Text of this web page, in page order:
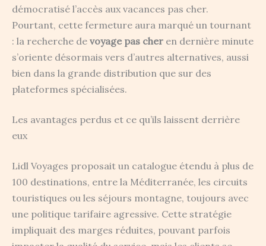
démocratisé l’accès aux vacances pas cher.
Pourtant, cette fermeture aura marqué un tournant
: la recherche de voyage pas cher en dernière minute
s’oriente désormais vers d’autres alternatives, aussi
bien dans la grande distribution que sur des
plateformes spécialisées.
Les avantages perdus et ce qu’ils laissent derrière
eux
Lidl Voyages proposait un catalogue étendu à plus de
100 destinations, entre la Méditerranée, les circuits
touristiques ou les séjours montagne, toujours avec
une politique tarifaire agressive. Cette stratégie
impliquait des marges réduites, pouvant parfois